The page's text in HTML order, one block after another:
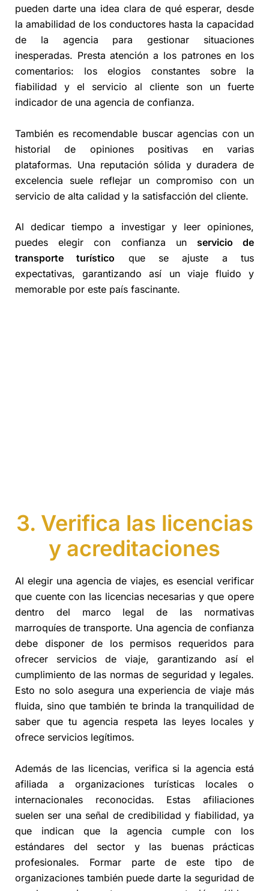
pueden darte una idea clara de qué esperar, desde
la amabilidad de los conductores hasta la capacidad
de la agencia para gestionar situaciones
inesperadas. Presta atención a los patrones en los
comentarios: los elogios constantes sobre la
fiabilidad y el servicio al cliente son un fuerte
indicador de una agencia de confianza.
También es recomendable buscar agencias con un
historial de opiniones positivas en varias
plataformas. Una reputación sólida y duradera de
excelencia suele reflejar un compromiso con un
servicio de alta calidad y la satisfacción del cliente.
Al dedicar tiempo a investigar y leer opiniones,
puedes elegir con confianza un servicio de
transporte turístico que se ajuste a tus
expectativas, garantizando así un viaje fluido y
memorable por este país fascinante.
3. Verifica las licencias
y acreditaciones
Al elegir una agencia de viajes, es esencial verificar
que cuente con las licencias necesarias y que opere
dentro del marco legal de las normativas
marroquíes de transporte. Una agencia de confianza
debe disponer de los permisos requeridos para
ofrecer servicios de viaje, garantizando así el
cumplimiento de las normas de seguridad y legales.
Esto no solo asegura una experiencia de viaje más
fluida, sino que también te brinda la tranquilidad de
saber que tu agencia respeta las leyes locales y
ofrece servicios legítimos.
Además de las licencias, verifica si la agencia está
afiliada a organizaciones turísticas locales o
internacionales reconocidas. Estas afiliaciones
suelen ser una señal de credibilidad y fiabilidad, ya
que indican que la agencia cumple con los
estándares del sector y las buenas prácticas
profesionales. Formar parte de este tipo de
organizaciones también puede darte la seguridad de